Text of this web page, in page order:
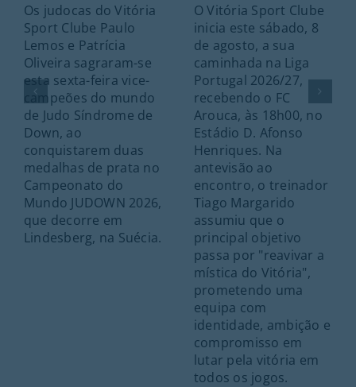
Os judocas do Vitória
Sport Clube Paulo
Lemos e Patrícia
Oliveira sagraram-se
esta sexta-feira vice-
campeões do mundo
de Judo Síndrome de
Down, ao
conquistarem duas
medalhas de prata no
Campeonato do
Mundo JUDOWN 2026,
que decorre em
Lindesberg, na Suécia.
O Vitória Sport Clube
inicia este sábado, 8
de agosto, a sua
caminhada na Liga
Portugal 2026/27,
recebendo o FC
Arouca, às 18h00, no
Estádio D. Afonso
Henriques. Na
antevisão ao
encontro, o treinador
Tiago Margarido
assumiu que o
principal objetivo
passa por "reavivar a
mística do Vitória",
prometendo uma
equipa com
identidade, ambição e
compromisso em
lutar pela vitória em
todos os jogos.